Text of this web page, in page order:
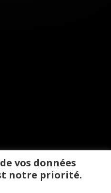
vos données
notre priorité.